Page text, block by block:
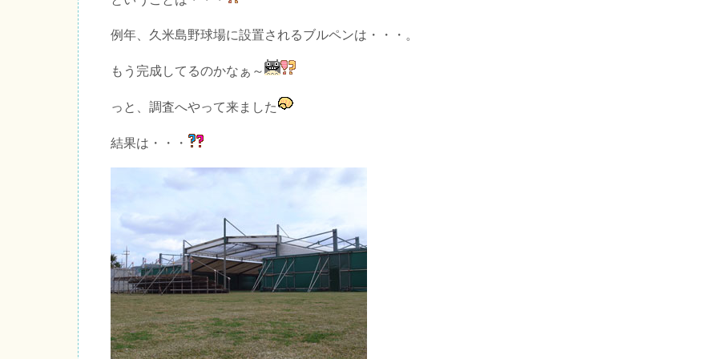
例年、久米島野球場に設置されるブルペンは・・・。
もう完成してるのかなぁ～
っと、調査へやって来ました
結果は・・・